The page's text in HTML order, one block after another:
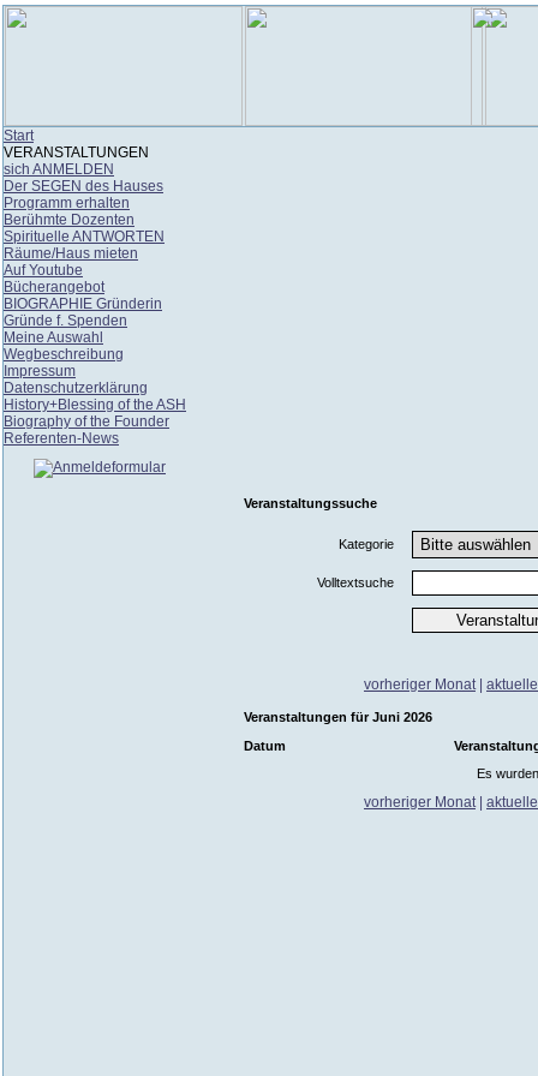
Start
VERANSTALTUNGEN
sich ANMELDEN
Der SEGEN des Hauses
Programm erhalten
Berühmte Dozenten
Spirituelle ANTWORTEN
Räume/Haus mieten
Auf Youtube
Bücherangebot
BIOGRAPHIE Gründerin
Gründe f. Spenden
Meine Auswahl
Wegbeschreibung
Impressum
Datenschutzerklärung
History+Blessing of the ASH
Biography of the Founder
Referenten-News
Veranstaltungssuche
Kategorie
Volltextsuche
vorheriger Monat|
Veranstaltungen für Juni 2026
Datum
Es
vorheriger Monat|